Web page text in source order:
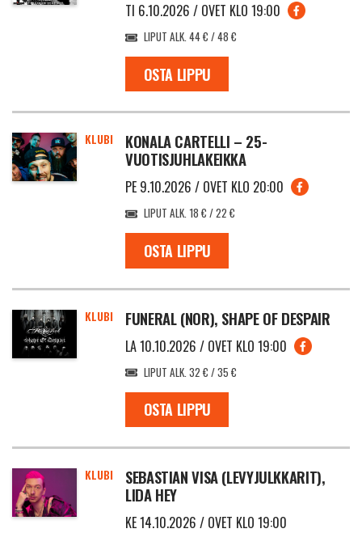
TI 6.10.2026 / OVET KLO 19:00
LIPUT ALK. 44 € / 48 €
OSTA LIPPU
KLUBI
KONALA CARTELLI – 25-
VUOTISJUHLAKEIKKA
PE 9.10.2026 / OVET KLO 20:00
LIPUT ALK. 18 € / 22 €
OSTA LIPPU
KLUBI FUNERAL (NOR), SHAPE OF DESPAIR
LA 10.10.2026 / OVET KLO 19:00
LIPUT ALK. 32 € / 35 €
OSTA LIPPU
KLUBI
SEBASTIAN VISA (LEVYJULKKARIT),
LIDA HEY
KE 14.10.2026 / OVET KLO 19:00